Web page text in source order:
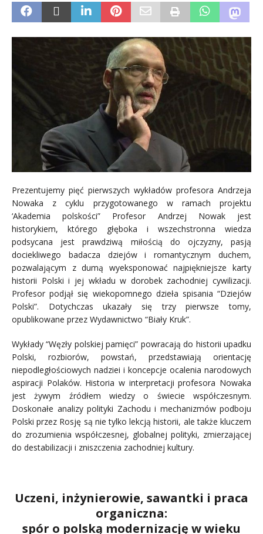
Prezentujemy pięć pierwszych wykładów profesora Andrzeja
Nowaka z cyklu przygotowanego w ramach projektu
‘Akademia polskości” Profesor Andrzej Nowak jest
historykiem, którego głęboka i wszechstronna wiedza
podsycana jest prawdziwą miłością do ojczyzny, pasją
dociekliwego badacza dziejów i romantycznym duchem,
pozwalającym z dumą wyeksponować najpiękniejsze karty
historii Polski i jej wkładu w dorobek zachodniej cywilizacji.
Profesor podjął się wiekopomnego dzieła spisania “Dziejów
Polski”. Dotychczas ukazały się trzy pierwsze tomy,
opublikowane przez Wydawnictwo “Biały Kruk”.
Wykłady “Węzły polskiej pamięci” powracają do historii upadku
Polski, rozbiorów, powstań, przedstawiają orientację
niepodległościowych nadziei i koncepcje ocalenia narodowych
aspiracji Polaków. Historia w interpretacji profesora Nowaka
jest żywym źródłem wiedzy o świecie współczesnym.
Doskonałe analizy polityki Zachodu i mechanizmów podboju
Polski przez Rosję są nie tylko lekcją historii, ale także kluczem
do zrozumienia współczesnej, globalnej polityki, zmierzającej
do destabilizacji i zniszczenia zachodniej kultury.
Uczeni, inżynierowie, sawantki i praca
organiczna:
spór o polską modernizację w wieku